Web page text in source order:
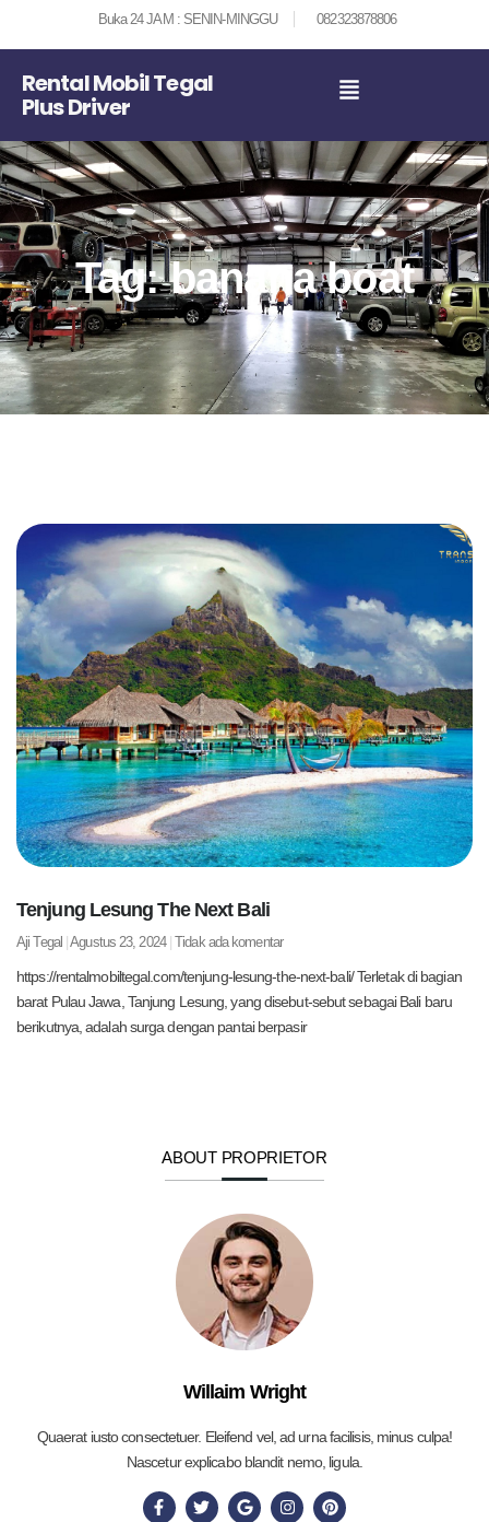
Buka 24 JAM : SENIN-MINGGU 082323878806
Rental Mobil Tegal
Plus Driver
Tag: banana boat
Tenjung Lesung The Next Bali
Aji Tegal Agustus 23, 2024 Tidak ada komentar
https://rentalmobiltegal.com/tenjung-lesung-the-next-bali/ Terletak di bagian
barat Pulau Jawa, Tanjung Lesung, yang disebut-sebut sebagai Bali baru
berikutnya, adalah surga dengan pantai berpasir
ABOUT PROPRIETOR
Willaim Wright
Quaerat iusto consectetuer. Eleifend vel, ad urna facilisis, minus culpa!
Nascetur explicabo blandit nemo, ligula.